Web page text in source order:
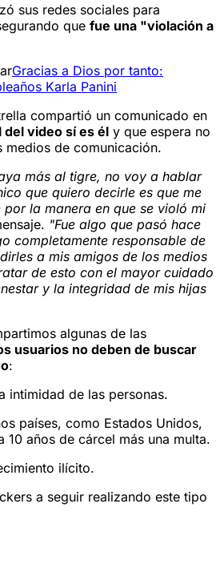
sus redes sociales para
que fue una "violación a
Gracias a Dios por tanto:
Karla Panini
compartió un comunicado en
video sí es él y que espera no
medios de comunicación.
más al tigre, no voy a hablar
que quiero decirle es que me
la manera en que se violó mi
"Fue algo que pasó hace
completamente responsable de
a mis amigos de los medios
de esto con el mayor cuidado
y la integridad de mis hijas
algunas de las
usuarios no deben de buscar
:
intimidad de las personas.
países, como Estados Unidos,
10 años de cárcel más una multa.
ilícito.
a seguir realizando este tipo